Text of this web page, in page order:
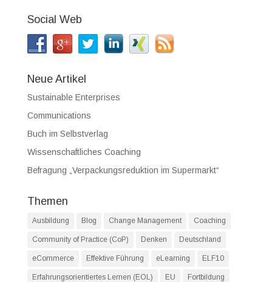
Social Web
Neue Artikel
Sustainable Enterprises
Communications
Buch im Selbstverlag
Wissenschaftliches Coaching
Befragung „Verpackungsreduktion im Supermarkt“
Themen
Ausbildung Blog Change Management Coaching
Community of Practice (CoP) Denken Deutschland
eCommerce Effektive Führung eLearning ELF10
Erfahrungsorientiertes Lernen (EOL) EU Fortbildung